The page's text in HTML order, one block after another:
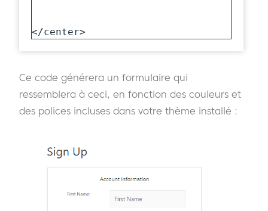
</center>
Ce code générera un formulaire qui
ressemblera à ceci, en fonction des couleurs et
des polices incluses dans votre thème installé :